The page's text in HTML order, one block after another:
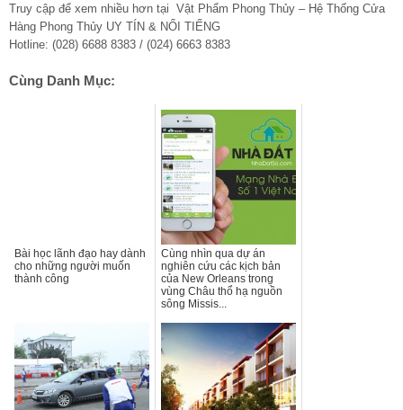
Truy cập để xem nhiều hơn tại Vật Phẩm Phong Thủy – Hệ Thống Cửa
Hàng Phong Thủy UY TÍN & NỔI TIẾNG
Hotline: (028) 6688 8383 / (024) 6663 8383
Cùng Danh Mục:
Bài học lãnh đạo hay dành
cho những người muốn
thành công
Cùng nhìn qua dự án
nghiên cứu các kịch bản
của New Orleans trong
vùng Châu thổ hạ nguồn
sông Missis...